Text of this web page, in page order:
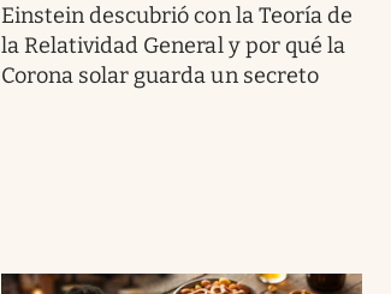
Einstein descubrió con la Teoría de
la Relatividad General y por qué la
Corona solar guarda un secreto